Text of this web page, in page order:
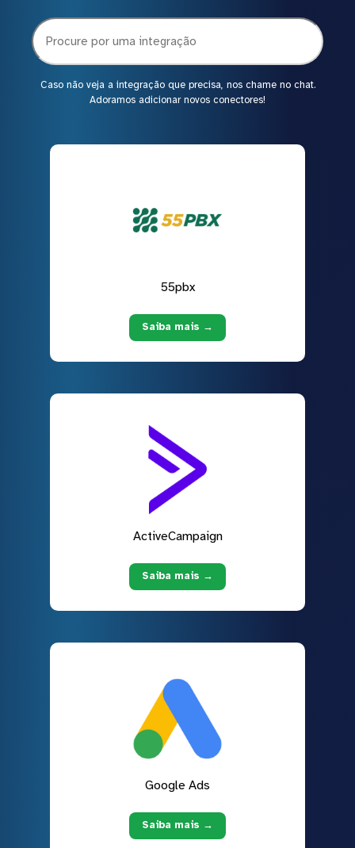
Caso não veja a integração que precisa, nos chame no chat.
Adoramos adicionar novos conectores!
55pbx
Saiba mais →
ActiveCampaign
Saiba mais →
Google Ads
Saiba mais →